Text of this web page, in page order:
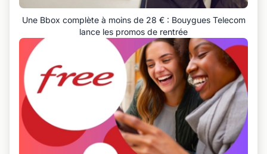
Une Bbox complète à moins de 28 € : Bouygues Telecom
lance les promos de rentrée